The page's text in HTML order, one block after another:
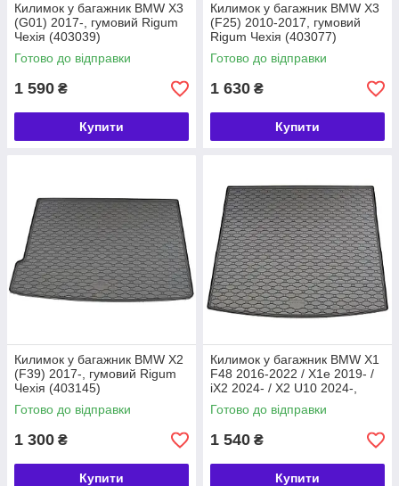
Килимок у багажник BMW X3
(G01) 2017-, гумовий Rigum
Чехія (403039)
Готово до відправки
1 590 ₴
Купити
Килимок у багажник BMW X3
(F25) 2010-2017, гумовий
Rigum Чехія (403077)
Готово до відправки
1 630 ₴
Купити
Килимок у багажник BMW X2
(F39) 2017-, гумовий Rigum
Чехія (403145)
Готово до відправки
1 300 ₴
Купити
Килимок у багажник BMW X1
F48 2016-2022 / X1e 2019- /
iX2 2024- / X2 U10 2024-,
гумовий Rigum Чехія
(403060)
Готово до відправки
1 540 ₴
Купити